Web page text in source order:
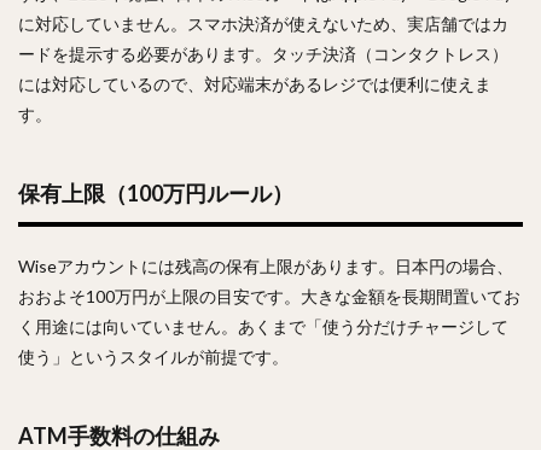
に対応していません。スマホ決済が使えないため、実店舗ではカ
ードを提示する必要があります。タッチ決済（コンタクトレス）
には対応しているので、対応端末があるレジでは便利に使えま
す。
保有上限（100万円ルール）
Wiseアカウントには残高の保有上限があります。日本円の場合、
おおよそ100万円が上限の目安です。大きな金額を長期間置いてお
く用途には向いていません。あくまで「使う分だけチャージして
使う」というスタイルが前提です。
ATM手数料の仕組み